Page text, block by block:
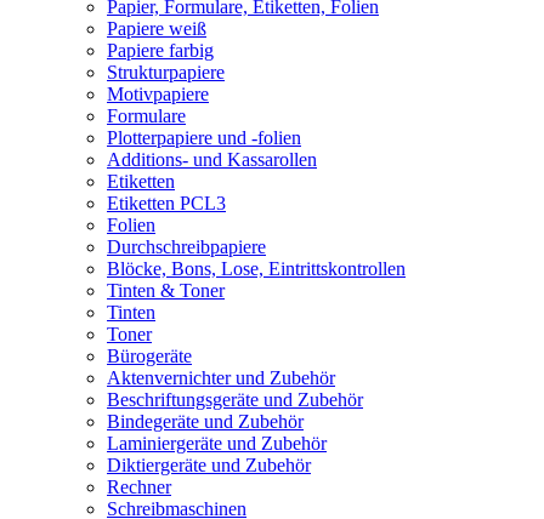
Papier, Formulare, Etiketten, Folien
Papiere weiß
Papiere farbig
Strukturpapiere
Motivpapiere
Formulare
Plotterpapiere und -folien
Additions- und Kassarollen
Etiketten
Etiketten PCL3
Folien
Durchschreibpapiere
Blöcke, Bons, Lose, Eintrittskontrollen
Tinten & Toner
Tinten
Toner
Bürogeräte
Aktenvernichter und Zubehör
Beschriftungsgeräte und Zubehör
Bindegeräte und Zubehör
Laminiergeräte und Zubehör
Diktiergeräte und Zubehör
Rechner
Schreibmaschinen